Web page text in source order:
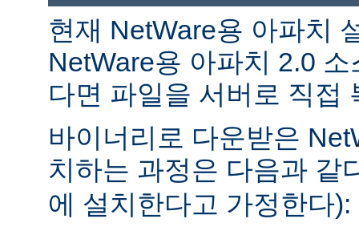
현재 NetWare용 아파치
NetWare용 아파치 2.0
다면 파일을 서버로 직접
바이너리로 다운받은
치하는 과정은 다음과 같
에 설치한다고 가정한다):